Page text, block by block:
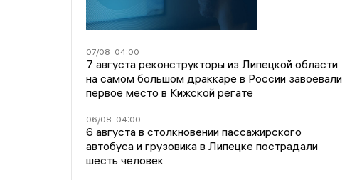
07/08 04:00
7 августа реконструкторы из Липецкой области
на самом большом драккаре в России завоевали
первое место в Кижской регате
06/08 04:00
6 августа в столкновении пассажирского
автобуса и грузовика в Липецке пострадали
шесть человек